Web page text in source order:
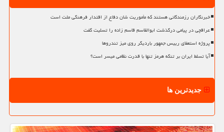
خبرنگاران رزمندگانی هستند که مأموریت شان دفاع از اقتدار فرهنگی ملت است
عراقچی در پیامی درگذشت ابوالقاسم قاسم زاده را تسلیت گفت
پروژه استعفای رییس جمهور باردیگر روی میز تندروها
آیا تسلط ایران بر تنگه هرمز تنها با قدرت نظامی میسر است؟
جدیدترین ها